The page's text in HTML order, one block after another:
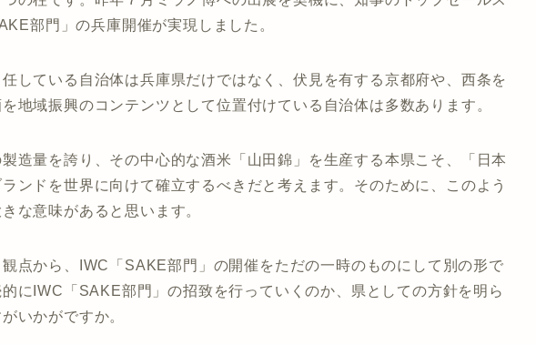
部門」の兵庫開催が実現しました。
している自治体は兵庫県だけではなく、伏見を有する京都府や、西条を
地域振興のコンテンツとして位置付けている自治体は多数あります。
造量を誇り、その中心的な酒米「山田錦」を生産する本県こそ、「日本
ンドを世界に向けて確立するべきだと考えます。そのために、このよう
な意味があると思います。
点から、IWC「SAKE部門」の開催をただの一時のものにして別の形で
にIWC「SAKE部門」の招致を行っていくのか、県としての方針を明ら
いかがですか。